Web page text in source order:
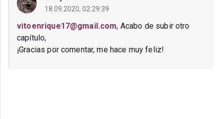
18.09.2020, 02:29:39
vitoenrique17@gmail.com, Acabo de subir otro
capítulo,
¡Gracias por comentar, me hace muy feliz!